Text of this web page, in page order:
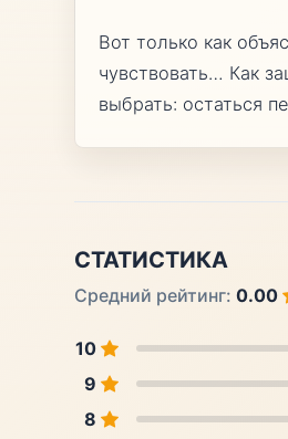
Вот только как
чувствовать… Как
выбрать: остаться
СТАТИСТИКА
Средний рейтинг: 0.00
10
9
8